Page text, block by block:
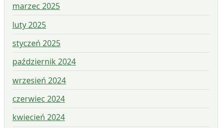
marzec 2025
luty 2025
styczeń 2025
październik 2024
wrzesień 2024
czerwiec 2024
kwiecień 2024